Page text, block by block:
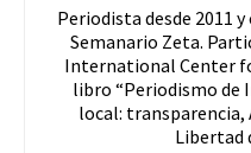
Periodista desde 2011
Semanario Zeta.
International Center
libro “Periodismo de
local: transparencia,
Libertad